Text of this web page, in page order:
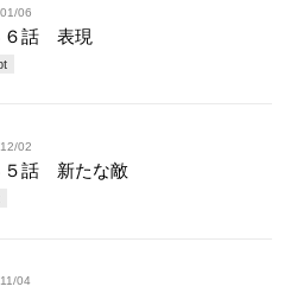
06
６話 表現
02
５話 新たな敵
04